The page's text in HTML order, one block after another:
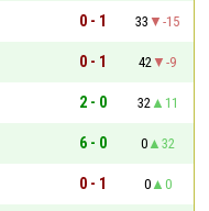
0 - 1 33
-15
0 - 1 42
-9
2 - 0 32
11
6 - 0 0
32
0 - 1 0
0